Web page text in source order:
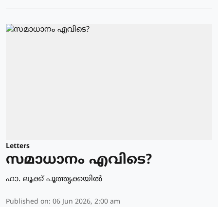
Letters
സമാധാനം എവിടെ?
ഫാ. ലൂക്ക് പൂത്തൃക്കയില്‍
Published on: 06 Jun 2026, 2:00 am